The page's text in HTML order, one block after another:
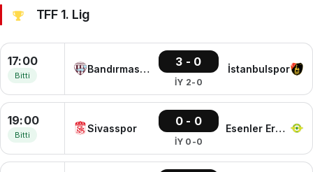
TFF 1. Lig
17:00
Bitti
Bandırmaspor
3 - 0
İY 2-0
İstanbulspor
19:00
Bitti
Sivasspor
0 - 0
İY 0-0
Esenler Erokspor